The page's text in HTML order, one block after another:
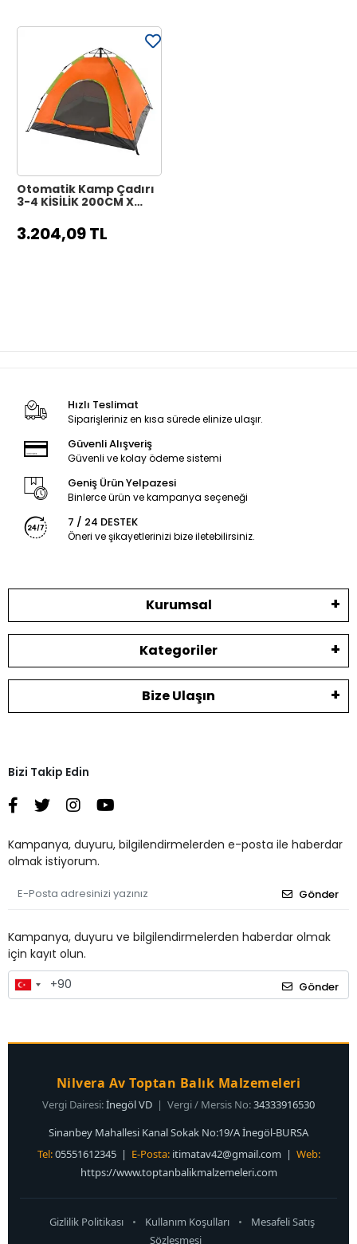
Otomatik Kamp Çadırı
3-4 KİŞİLİK 200CM X
3.204,09 TL
Hızlı Teslimat
Siparişleriniz en kısa sürede elinize ulaşır.
Güvenli Alışveriş
Güvenli ve kolay ödeme sistemi
Geniş Ürün Yelpazesi
Binlerce ürün ve kampanya seçeneği
7 / 24 DESTEK
Öneri ve şikayetlerinizi bize iletebilirsiniz.
Kurumsal
Kategoriler
Bize Ulaşın
Bizi Takip Edin
Kampanya, duyuru, bilgilendirmelerden e-posta ile haberdar
olmak istiyorum.
Gönder
Kampanya, duyuru ve bilgilendirmelerden haberdar olmak
için kayıt olun.
Gönder
Nilvera Av Toptan Balık Malzemeleri
Vergi Dairesi:İnegöl VD | Vergi / Mersis No:34333916530
Sinanbey Mahallesi Kanal Sokak No:19/A İnegöl-BURSA
Tel:05551612345 | E-Posta: itimatav42@gmail.com | Web:
https://www.toptanbalikmalzemeleri.com
Gizlilik Politikası • Kullanım Koşulları •
Mesafeli Satış
Sözleşmesi